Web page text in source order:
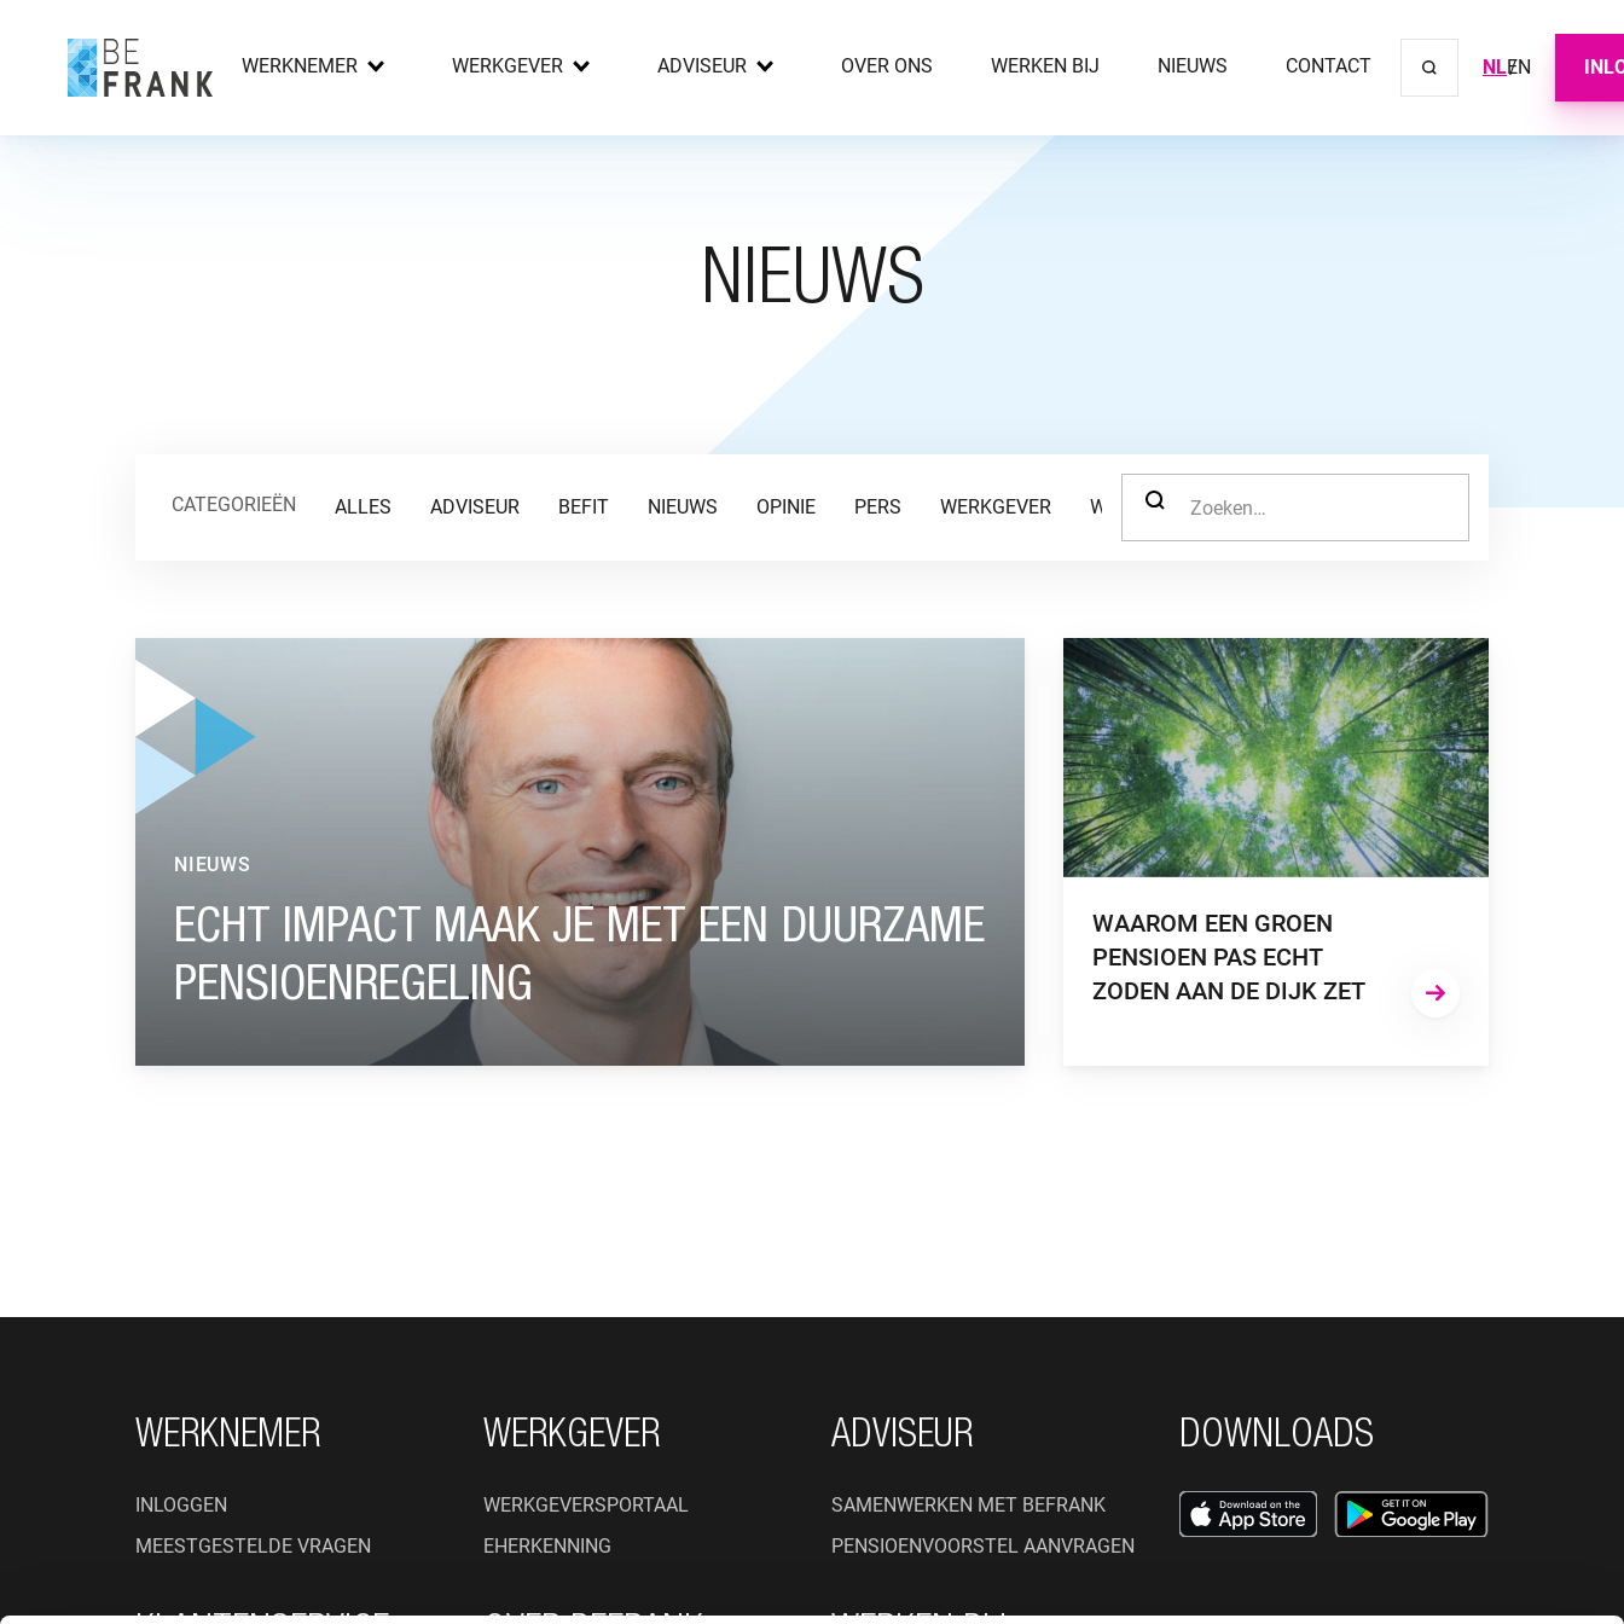
WERKNEMER WERKGEVER ADVISEUR OVER ONS WERKEN BIJ NIEUWS CONTACT NLEN
NIEUWS
CATEGORIEËN ALLES ADVISEUR BEFIT NIEUWS OPINIE PERS WERKGEVER WERKNEMER
ZOEK NAAR:
GA NAAR “ECHT IMPACT MAAK JE MET EEN DUURZAME PENSIOENREGELING”
ECHT IMPACT MAAK JE MET EEN DUURZAME
PENSIOENREGELING
NIEUWS
GA NAAR “WAAROM EEN GROEN PENSIOEN PAS ECHT ZODEN
WAAROM EEN GROEN
PENSIOEN PAS ECHT
ZODEN AAN DE DIJK ZET
FOOTER NAVIGATIE
WERKNEMER
INLOGGEN
MEESTGESTELDE VRAGEN
WERKGEVER
WERKGEVERSPORTAAL
EHERKENNING
ADVISEUR
SAMENWERKEN MET BEFRANK
PENSIOENVOORSTEL AANVRAGEN
DOWNLOADS
Sluit